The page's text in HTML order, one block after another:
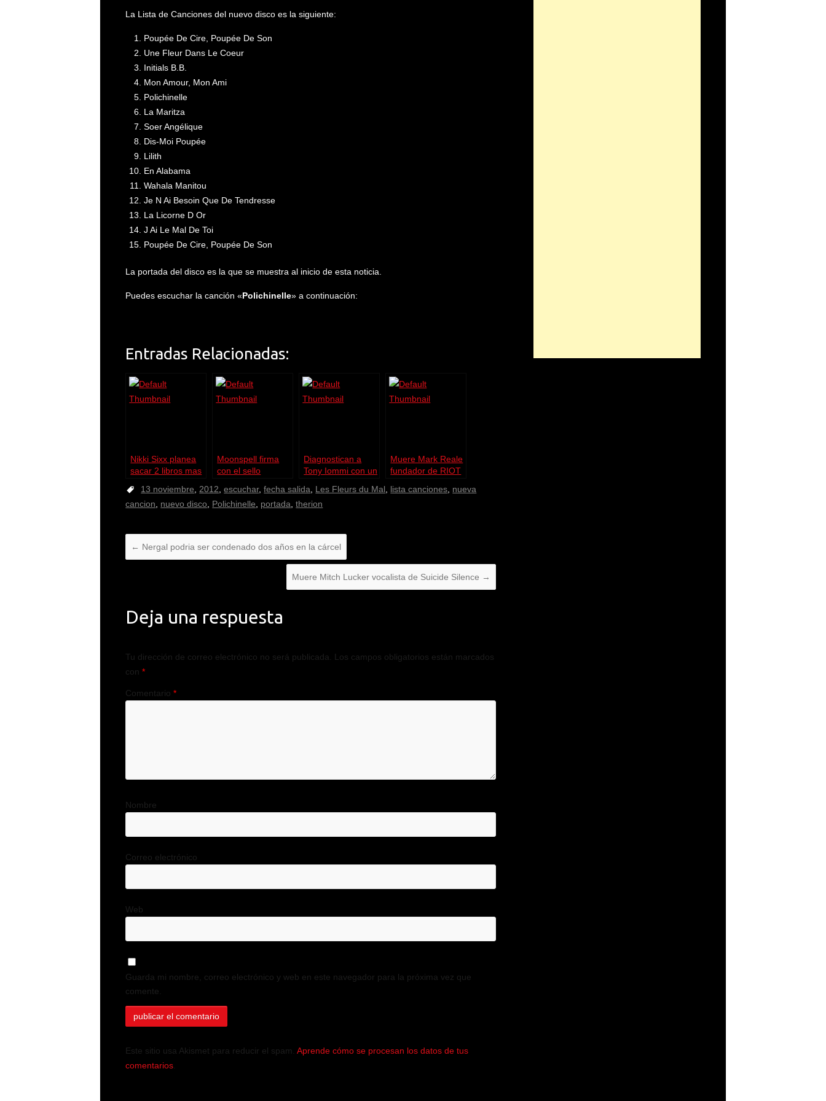
La Lista de Canciones del nuevo disco es la siguiente:
Poupée De Cire, Poupée De Son
Une Fleur Dans Le Coeur
Initials B.B.
Mon Amour, Mon Ami
Polichinelle
La Maritza
Soer Angélique
Dis-Moi Poupée
Lilith
En Alabama
Wahala Manitou
Je N Ai Besoin Que De Tendresse
La Licorne D Or
J Ai Le Mal De Toi
Poupée De Cire, Poupée De Son
La portada del disco es la que se muestra al inicio de esta noticia.
Puedes escuchar la canción «Polichinelle» a continuación:
Entradas Relacionadas:
Nikki Sixx planea
sacar 2 libros mas
Moonspell firma
con el sello
Diagnostican a
Tony Iommi con un
Muere Mark Reale
fundador de RIOT
13 noviembre,2012,escuchar,fecha salida, Les Fleurs du Mal, lista canciones, nueva
cancion, nuevo disco, Polichinelle, portada,therion
← Nergal podria ser condenado dos años en la cárcel
Muere Mitch Lucker vocalista de Suicide Silence →
Deja una respuesta
Tu dirección de correo electrónico no será publicada.
Los campos obligatorios están marcados
con*
Comentario*
Nombre
Correo electrónico
Web
Guarda mi nombre, correo electrónico y web en este navegador para la próxima vez que
comente.
Este sitio usa Akismet para reducir el spam.Aprende cómo se procesan los datos de tus
comentarios